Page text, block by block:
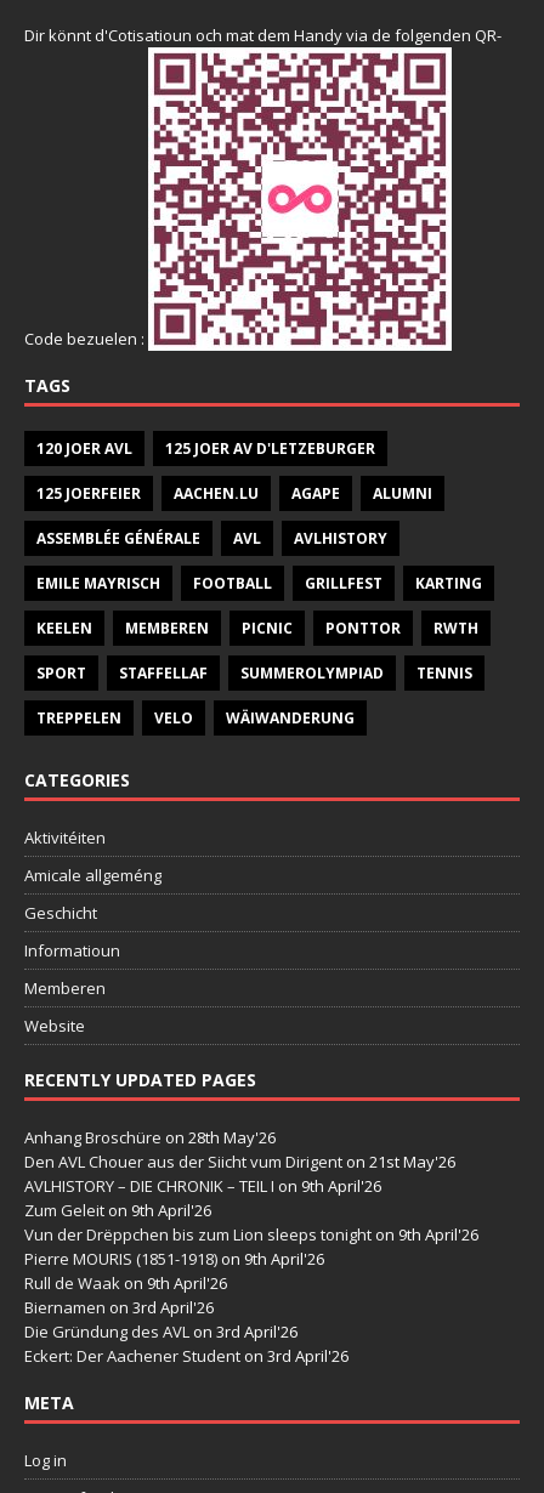
Dir könnt d'Cotisatioun och mat dem Handy via de folgenden QR-
Code bezuelen :
TAGS
120 JOER AVL 125 JOER AV D'LETZEBURGER
125 JOERFEIER AACHEN.LU AGAPE ALUMNI
ASSEMBLÉE GÉNÉRALE AVL AVLHISTORY
EMILE MAYRISCH FOOTBALL GRILLFEST KARTING
KEELEN MEMBEREN PICNIC PONTTOR RWTH
SPORT STAFFELLAF SUMMEROLYMPIAD TENNIS
TREPPELEN VELO WÄIWANDERUNG
CATEGORIES
Aktivitéiten
Amicale allgeméng
Geschicht
Informatioun
Memberen
Website
RECENTLY UPDATED PAGES
Anhang Broschüre on 28th May'26
Den AVL Chouer aus der Siicht vum Dirigent on 21st May'26
AVLHISTORY – DIE CHRONIK – TEIL I on 9th April'26
Zum Geleit on 9th April'26
Vun der Drëppchen bis zum Lion sleeps tonight on 9th April'26
Pierre MOURIS (1851-1918) on 9th April'26
Rull de Waak on 9th April'26
Biernamen on 3rd April'26
Die Gründung des AVL on 3rd April'26
Eckert: Der Aachener Student on 3rd April'26
META
Log in